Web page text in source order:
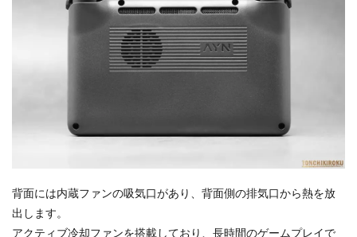
背面には内蔵ファンの吸気口があり、背面側の排気口から熱を放
出します。
アクティブ冷却ファンを搭載しており、長時間のゲームプレイで